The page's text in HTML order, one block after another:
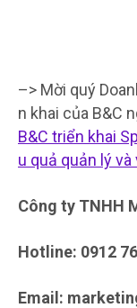
–> Mời quý
n khai của B&C
B&C triển khai
u quả quản lý
Công ty TNHH
Hotline: 0912
Email: